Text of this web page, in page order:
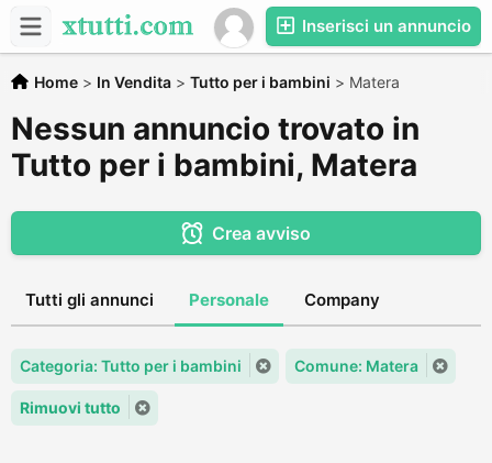
Inserisci un annuncio
Home > In Vendita > Tutto per i bambini > Matera
Nessun annuncio trovato in
Tutto per i bambini, Matera
Crea avviso
Tutti gli annunci Personale Company
Categoria: Tutto per i bambini Comune: Matera
Rimuovi tutto